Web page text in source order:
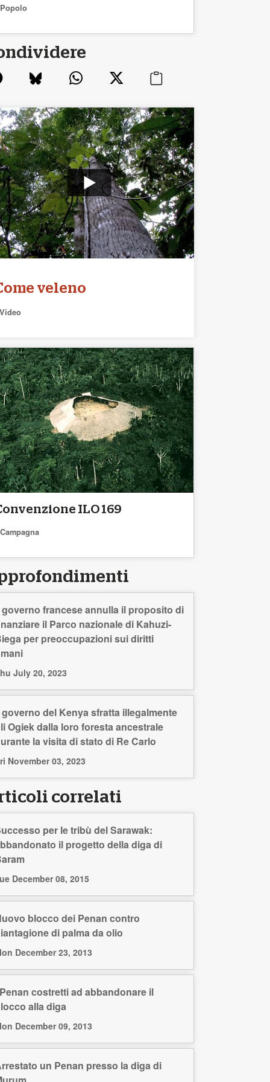
Popolo
veleno
Video
ILO 169
Campagna
governo francese annulla il proposito di
il Parco nazionale di Kahuzi-
per preoccupazioni sui diritti
July 20, 2023
governo del Kenya sfratta illegalmente
Ogiek dalla loro foresta ancestrale
la visita di stato di Re Carlo
November 03, 2023
correlati
per le tribù del Sarawak:
il progetto della diga di
December 08, 2015
blocco dei Penan contro
di palma da olio
December 23, 2013
costretti ad abbandonare il
alla diga
December 09, 2013
un Penan presso la diga di